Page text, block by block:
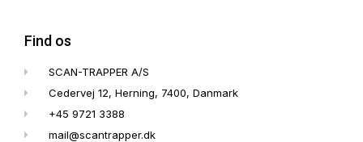
Find os
SCAN-TRAPPER A/S
Cedervej 12, Herning, 7400, Danmark
+45 9721 3388
mail@scantrapper.dk